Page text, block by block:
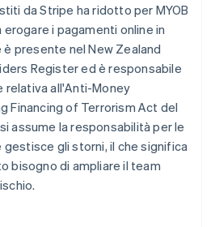
da Stripe ha ridotto per MYOB
i pagamenti online in
presente nel New Zealand
Register ed è responsabile
relativa all'Anti-Money
Financing of Terrorism Act del
assume la responsabilità per le
gli storni, il che significa
bisogno di ampliare il team